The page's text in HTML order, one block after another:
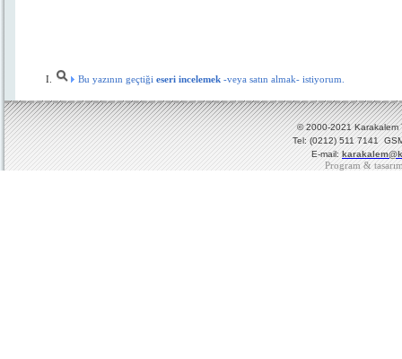
Bu yazının geçtiği eseri incelemek -veya satın almak- istiyorum.
© 2000-2021 Karakalem
Tel: (0212) 511 7141
E-mail:
Program &